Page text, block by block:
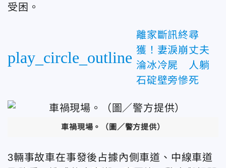
受困。
play_circle_outline
離家斷訊終尋
獲！妻淚崩丈夫
淪冰冷屍 人躺
石碇壁旁慘死
車禍現場。 （圖／警方提供）
3輛事故車在事發後占據內側車道、中線車道